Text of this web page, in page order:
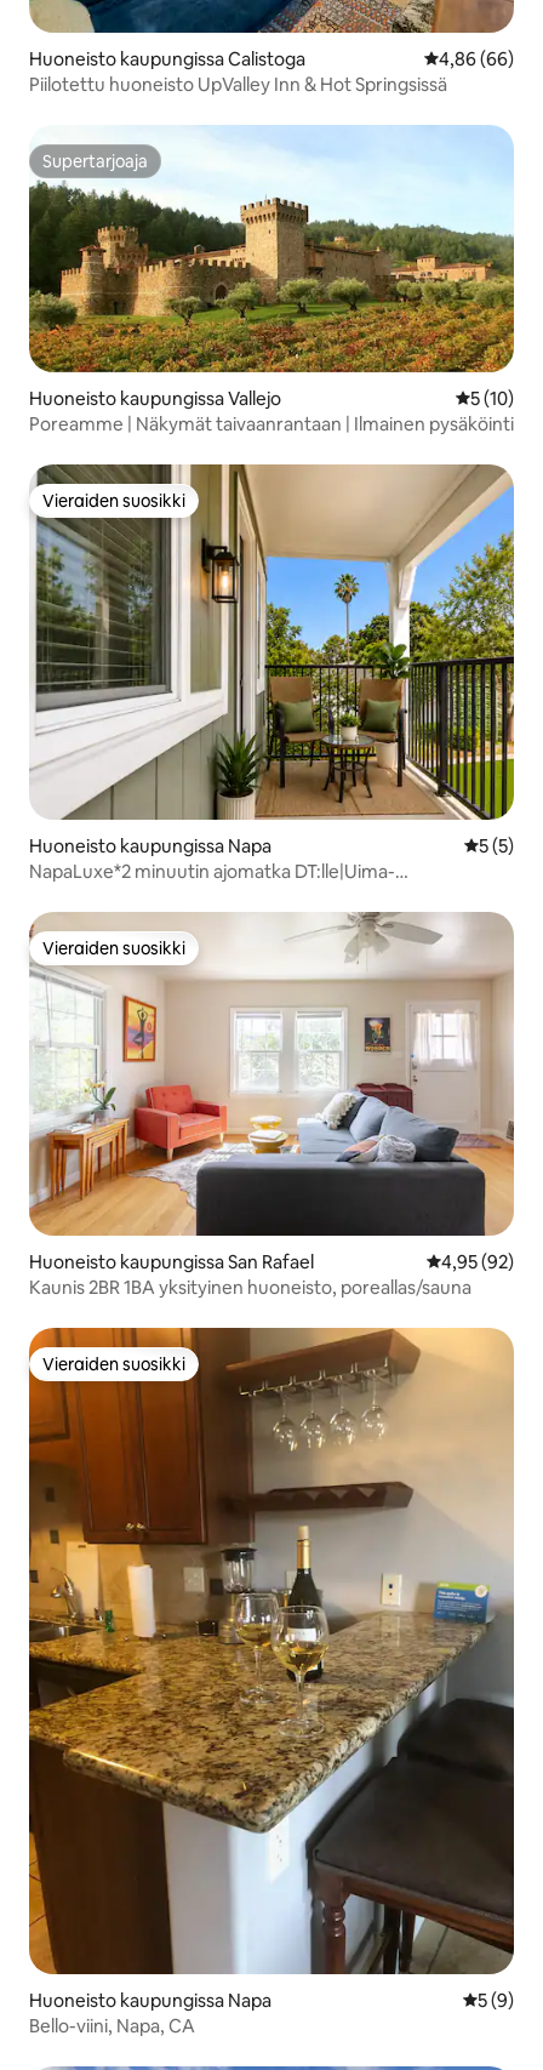
Huoneisto kaupungissa Calistoga
4,86 (66)
Piilotettu huoneisto UpValley Inn & Hot Springsissä
Supertarjoaja
Supertarjoaja
Huoneisto kaupungissa Vallejo
5 (10)
Poreamme | Näkymät taivaanrantaan | Ilmainen pysäköinti
Vieraiden suosikki
Vieraiden suosikki
Huoneisto kaupungissa Napa
5 (5)
NapaLuxe*2 minuutin ajomatka DT:lle|Uima-
Vieraiden suosikki
Vieraiden suosikki
Huoneisto kaupungissa San Rafael
4,95 (92)
Kaunis 2BR 1BA yksityinen huoneisto, poreallas/sauna
Vieraiden suosikki
Vieraiden suosikki
Huoneisto kaupungissa Napa
5 (9)
Bello-viini, Napa, CA